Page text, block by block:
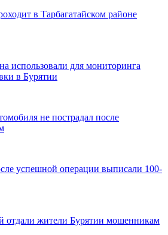
в Тарбагатайском районе
использовали для мониторинга
в Бурятии
не пострадал после
успешной операции выписали 100-
отдали жители Бурятии мошенникам